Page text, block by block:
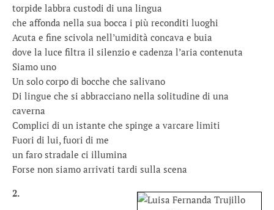
torpide labbra custodi di una lingua
che affonda nella sua bocca i più reconditi luoghi
Acuta e fine scivola nell’umidità concava e buia
dove la luce filtra il silenzio e cadenza l’aria contenuta
Siamo uno
Un solo corpo di bocche che salivano
Di lingue che si abbracciano nella solitudine di una
caverna
Complici di un istante che spinge a varcare limiti
Fuori di lui, fuori di me
un faro stradale ci illumina
Forse non siamo arrivati tardi sulla scena
2.